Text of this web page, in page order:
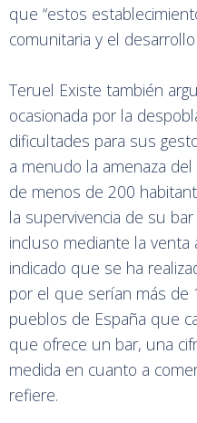
que “estos
comunitaria y el desarrollo
Teruel Existe también
ocasionada por la
dificultades para sus
a menudo la amenaza
de menos de 200
la supervivencia de su
incluso mediante la venta
indicado que se ha
por el que serían más de
pueblos de España que
que ofrece un bar, una
medida en cuanto a
refiere.